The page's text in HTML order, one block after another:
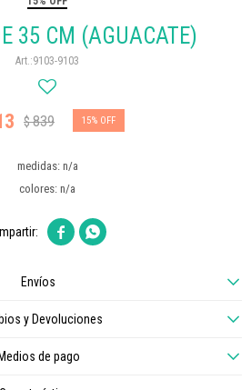
35 CM (AGUACATE)
9103-9103
$839 15
medidas: n/a
colores: n/a
 
Envíos
y Devoluciones
Medios de pago